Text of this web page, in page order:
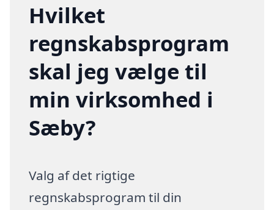
Hvilket
regnskabsprogram
skal jeg vælge til
min virksomhed i
Sæby?
Valg af det rigtige
regnskabsprogram til din